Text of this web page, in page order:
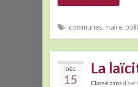
communes, maire,
DÉC
15
La
Classé dans